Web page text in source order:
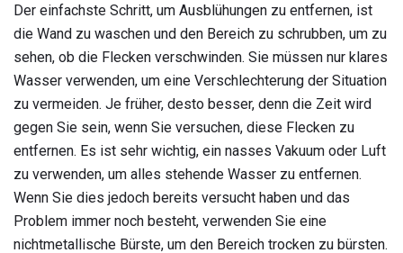
Der einfachste Schritt, um Ausblühungen zu entfernen, ist
die Wand zu waschen und den Bereich zu schrubben, um zu
sehen, ob die Flecken verschwinden. Sie müssen nur klares
Wasser verwenden, um eine Verschlechterung der Situation
zu vermeiden. Je früher, desto besser, denn die Zeit wird
gegen Sie sein, wenn Sie versuchen, diese Flecken zu
entfernen. Es ist sehr wichtig, ein nasses Vakuum oder Luft
zu verwenden, um alles stehende Wasser zu entfernen.
Wenn Sie dies jedoch bereits versucht haben und das
Problem immer noch besteht, verwenden Sie eine
nichtmetallische Bürste, um den Bereich trocken zu bürsten.